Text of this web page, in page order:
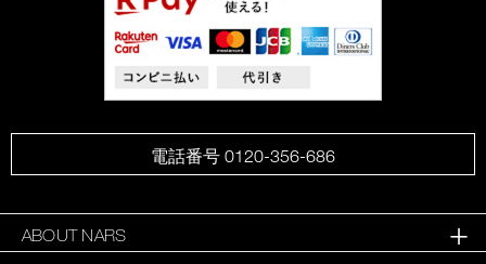
電話番号 0120-356-686
ABOUT NARS